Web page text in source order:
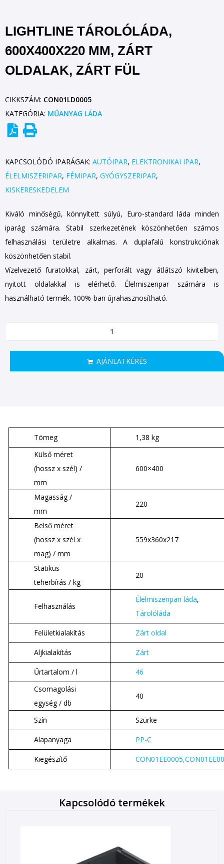
LIGHTLINE TÁROLÓLÁDA,
600X400X220 MM, ZÁRT
OLDALAK, ZÁRT FÜL
CIKKSZÁM: CON01LD0005
KATEGÓRIA: MŰANYAG LÁDA
KAPCSOLÓDÓ IPARÁGAK: AUTÓIPAR, ELEKTRONIKAI IPAR,
ÉLELMISZERIPAR, FÉMIPAR, GYÓGYSZERIPAR,
KISKERESKEDELEM
Kiváló minőségű, könnyített súlyú, Euro-standard láda minden
iparág számára. Stabil szerkezetének köszönhetően számos
felhasználási területre alkalmas. A duplafalú konstrukciónak
köszönhetően stabil.
Vízelvezető furatokkal, zárt, perforált vagy átlátszó kivitelben,
nyitott oldalakkal is elérhető. Élelmiszeripar számára is
használható termék. 100%-ban újrahasznosítható.
AJÁNLATKÉRÉS
Tömeg
1,38 kg
Külső méret
(hossz x szél) /
mm
600×400
Magasság /
mm
220
Belső méret
(hossz x szél x
mag) / mm
559x360x217
Statikus
teherbírás / kg
20
Felhasználás
Élelmiszeripari láda,
Tárolóláda
Felületkialakítás Zárt oldal
Aljkialakítás Zárt
Űrtartalom / l
46
Csomagolási
egység / db
40
Szín Szürke
Alapanyaga PP-C
Kiegészítő
Kapcsolódó termékek